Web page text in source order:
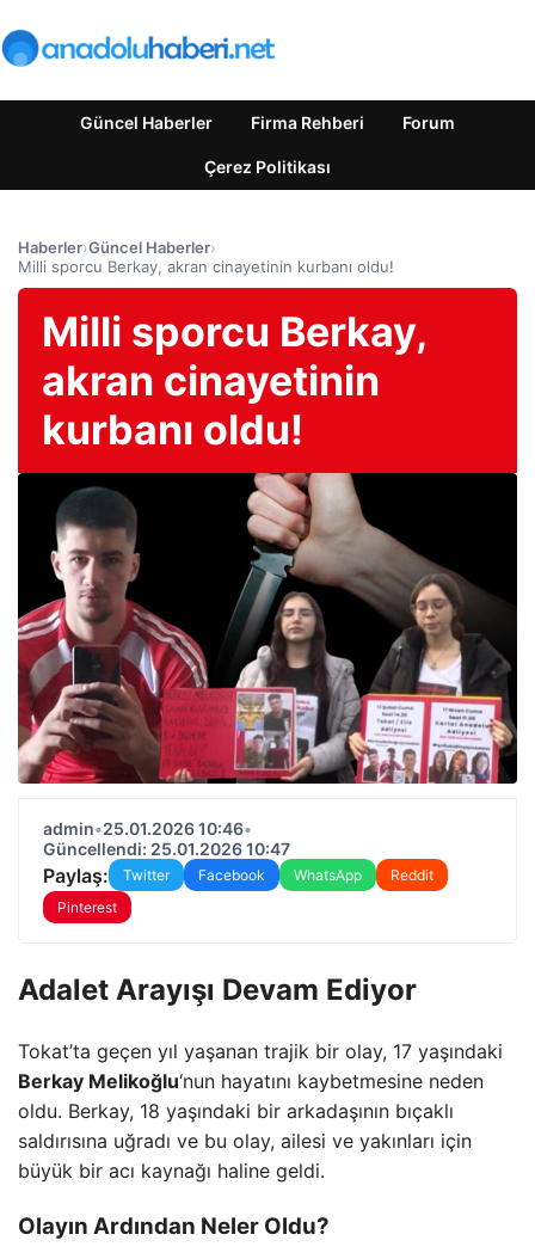
Güncel Haberler Firma Rehberi Forum
Çerez Politikası
Haberler›Güncel Haberler›
Milli sporcu Berkay, akran cinayetinin kurbanı oldu!
Milli sporcu Berkay,
akran cinayetinin
kurbanı oldu!
admin•25.01.2026 10:46•
Güncellendi: 25.01.2026 10:47
Paylaş: Twitter Facebook WhatsApp
Reddit
Pinterest
Adalet Arayışı Devam Ediyor
Tokat’ta geçen yıl yaşanan trajik bir olay, 17 yaşındaki
Berkay Melikoğlu‘nun hayatını kaybetmesine neden
oldu. Berkay, 18 yaşındaki bir arkadaşının bıçaklı
saldırısına uğradı ve bu olay, ailesi ve yakınları için
büyük bir acı kaynağı haline geldi.
Olayın Ardından Neler Oldu?